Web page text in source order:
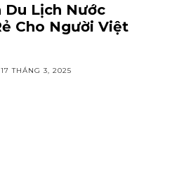
Lịch Nước
Cho Người Việt
17 THÁNG 3, 2025